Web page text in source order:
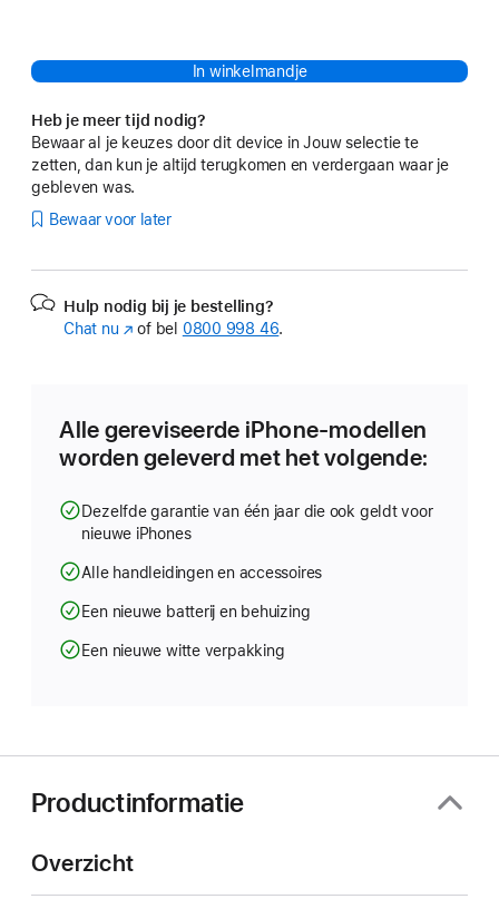
In winkelmandje
Heb je meer tijd nodig?
Bewaar al je keuzes door dit device in Jouw selectie te
zetten, dan kun je altijd terugkomen en verdergaan waar je
gebleven was.
Bewaar voor later
Hulp nodig bij je bestelling?
Chat nu (Wordt
geopend)
of bel 0800 998 46.
Alle gereviseerde iPhone-modellen
worden geleverd met het volgende:
Dezelfde garantie van één jaar die ook geldt voor
nieuwe iPhones
Alle handleidingen en accessoires
Een nieuwe batterij en behuizing
Een nieuwe witte verpakking
Productinformatie
Overzicht